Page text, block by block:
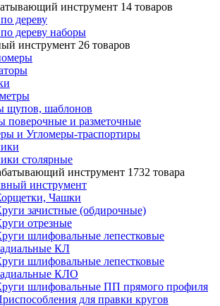
инструмент 14 товаров
дереву
дереву наборы
инструмент 26 товаров
щупов, шаблонов
поверочные и разметочные
и Угломеры-траспортиры
столярные
инструмент 1732 товара
инструмент
Чашки
зачистные (обдирочные)
отрезные
шлифовальные лепестковые
КЛ
шлифовальные лепестковые
КЛО
шлифовальные ПП прямого профиля
для правки кругов